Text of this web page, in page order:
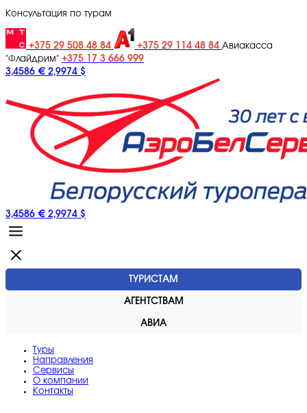
Консультация по турам
+375 29 508 48 84 +375 29 114 48 84 Авиакасса
"Флайдрим" +375 17 3 666 999
3,4586 € 2,9974 $
3,4586 € 2,9974 $
ТУРИСТАМ
АГЕНТСТВАМ
АВИА
Туры
Направления
Сервисы
O компании
Контакты